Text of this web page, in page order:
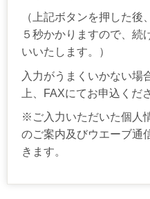
（上記ボタンを押した後
５秒かかりますので、続
いいたします。）
入力がうまくいかない場
上、FAXにてお申込くだ
※ご入力いただいた個人
のご案内及びウエーブ通
きます。